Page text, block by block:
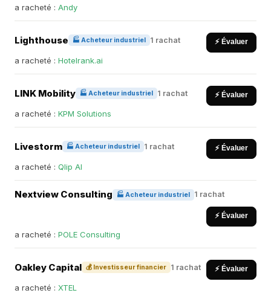
a racheté : Andy
Lighthouse 🏭 Acheteur industriel 1 rachat ⚡ Évaluer
a racheté : Hotelrank.ai
LINK Mobility 🏭 Acheteur industriel 1 rachat ⚡ Évaluer
a racheté : KPM Solutions
Livestorm 🏭 Acheteur industriel 1 rachat ⚡ Évaluer
a racheté : Qlip AI
Nextview Consulting 🏭 Acheteur industriel 1 rachat
⚡ Évaluer
a racheté : POLE Consulting
Oakley Capital 💰 Investisseur financier 1 rachat ⚡ Évaluer
a racheté : XTEL